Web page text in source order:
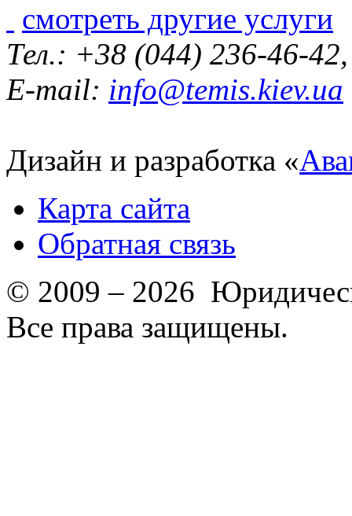
смотреть другие услуги
Тел.: +38 (044) 236-46-
E-mail: info@temis.kiev.ua
Дизайн и разработка «
Карта сайта
Обратная связь
© 2009 – 2026
Все права защищены.